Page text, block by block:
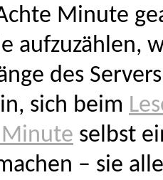
Minute
aufzuzählen,
des
sich beim
selbst
– sie